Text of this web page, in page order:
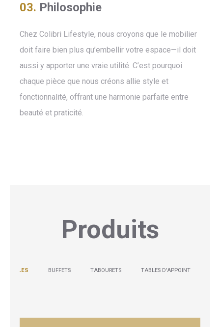
03. Philosophie
Chez Colibri Lifestyle, nous croyons que le mobilier
doit faire bien plus qu’embellir votre espace—il doit
aussi y apporter une vraie utilité. C’est pourquoi
chaque pièce que nous créons allie style et
fonctionnalité, offrant une harmonie parfaite entre
beauté et praticité.
Produits
TABLES BUFFETS TABOURETS TABLES D'APPOINT